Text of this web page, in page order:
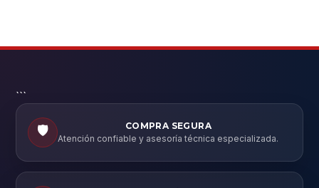
```
🛡️
COMPRA SEGURA
Atención confiable y asesoría técnica especializada.